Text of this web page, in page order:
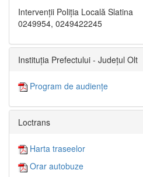
Intervenții Poliția Locală Slatina
0249954, 0249422245
Instituția Prefectului - Județul Olt
Program de audiențe
Loctrans
Harta traseelor
Orar autobuze